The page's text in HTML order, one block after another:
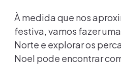
À medida que nos
festiva, vamos fazer
Norte e explorar os
Noel pode encontrar